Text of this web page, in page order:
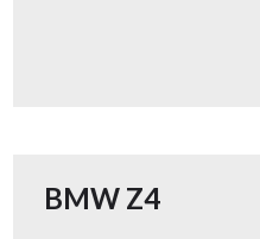
BMW Z4